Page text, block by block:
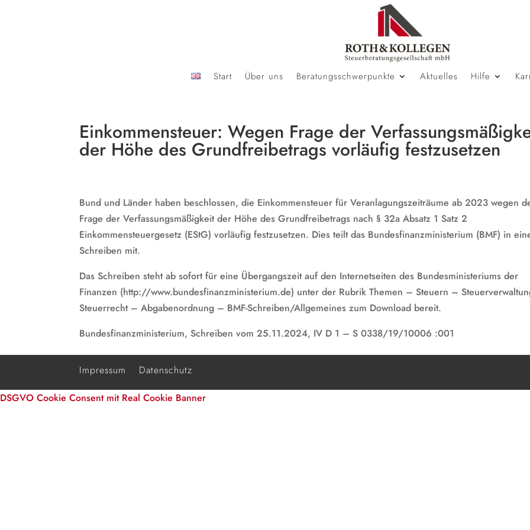
Start Über uns Beratungsschwerpunkte Aktuelles Hilfe
Einkommensteuer: Wegen Frage der
der Höhe des Grundfreibetrags vorläufig festzusetzen
Bund und Länder haben beschlossen, die Einkommensteuer für Veranlagungszeiträume ab 2023 wegen
Frage der Verfassungsmäßigkeit der Höhe des Grundfreibetrags nach § 32a Absatz 1 Satz 2
Einkommensteuergesetz (EStG) vorläufig festzusetzen. Dies teilt das Bundesfinanzministerium (BMF) in
Schreiben mit.
Das Schreiben steht ab sofort für eine Übergangszeit auf den Internetseiten des Bundesministeriums der
Finanzen (http://www.bundesfinanzministerium.de) unter der Rubrik Themen – Steuern –
Steuerrecht – Abgabenordnung – BMF-Schreiben/Allgemeines zum Download bereit.
Bundesfinanzministerium, Schreiben vom 25.11.2024, IV D 1 – S 0338/19/10006 :001
Impressum Datenschutz
DSGVO Cookie Consent mit Real Cookie Banner